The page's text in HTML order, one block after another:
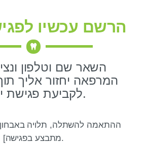
הרשם עכשיו
השאר שם וטלפון
לקביעת פגישת ייעוץ.
מתבצע בפגישה].